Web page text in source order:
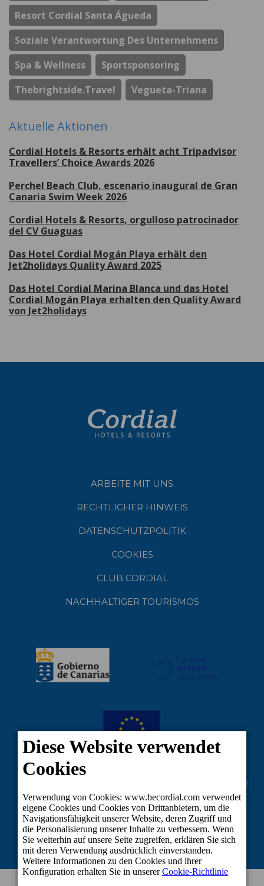
Resort Cordial Santa Águeda
Soziale Verantwortung Des Unternehmens
Spa & Wellness
Sportsponsoring
Thebrightside.travel
Vegueta-Triana
Aktuelle Aktionen
Cordial Hotels & Resorts erhält acht Tripadvisor
Travellers’ Choice Awards 2026
Perchel Beach Club, escenario inaugural de Gran
Canaria Swim Week 2026
Cordial Hotels & Resorts, orgulloso patrocinador
del CV Guaguas
Das Hotel Cordial Mogán Playa erhält den
Jet2holidays Quality Award 2025
Das Hotel Cordial Marina Blanca und das Hotel
Cordial Mogán Playa erhalten den Quality Award
von Jet2holidays
ARBEITE MIT UNS
RECHTLICHER HINWEIS
DATENSCHUTZPOLITIK
COOKIES
CLUB CORDIAL
NACHHALTIGER TOURISMOS
Vom Europäischen Fonds für regionale Entwicklung kofinanziertes Projekt im
Rahmen der Reaktion der Union auf die COVID-19-Pandemie: Zuschüsse der
Linie 2 zur Aufrechterhaltung der Tätigkeit von Selbstständigen und kleinen
und mittleren Unternehmen in den von der COVID-19-Krise am stärksten
betroffenen Sektoren.